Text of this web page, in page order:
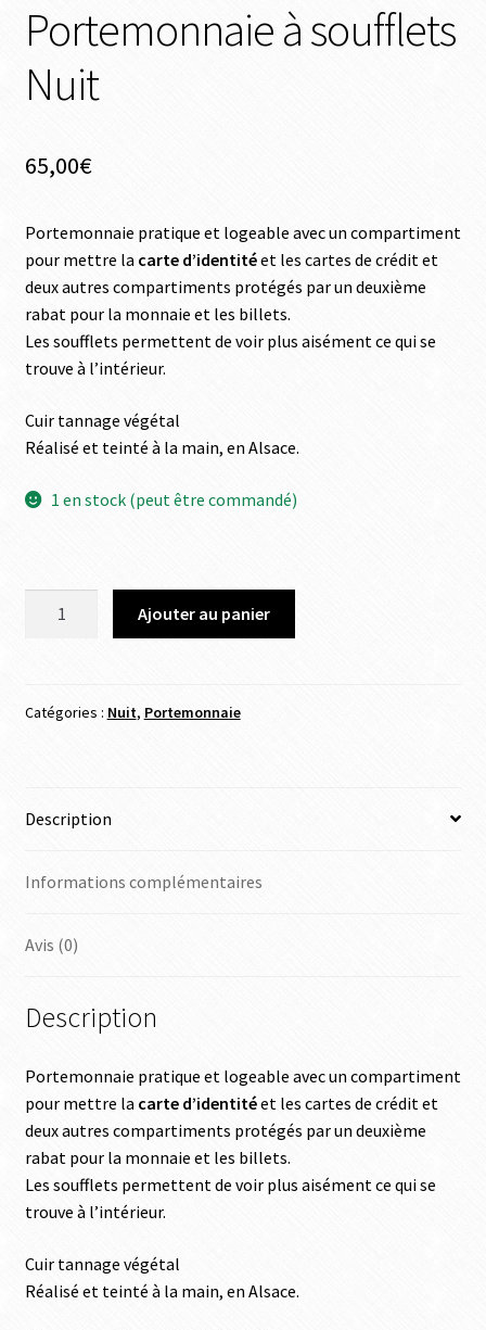
Portemonnaie à soufflets
Nuit
65,00€
Portemonnaie pratique et logeable avec un compartiment
pour mettre la carte d’identitéet les cartes de crédit et
deux autres compartiments protégés par un deuxième
rabat pour la monnaie et les billets.
Les soufflets permettent de voir plus aisément ce qui se
trouve à l’intérieur.
Cuir tannage végétal
Réalisé et teinté à la main, en Alsace.
1 en stock (peut être commandé)
Ajouter au panier
Catégories : Nuit, Portemonnaie
Description
Informations complémentaires
Avis (0)
Description
Portemonnaie pratique et logeable avec un compartiment
pour mettre la carte d’identitéet les cartes de crédit et
deux autres compartiments protégés par un deuxième
rabat pour la monnaie et les billets.
Les soufflets permettent de voir plus aisément ce qui se
trouve à l’intérieur.
Cuir tannage végétal
Réalisé et teinté à la main, en Alsace.